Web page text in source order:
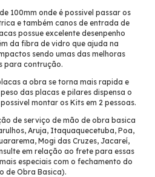
100mm onde é possivel passar os
e também canos de entrada de
possue excelente desenpenho
da fibra de vidro que ajuda na
sendo umas das melhoras
para contrução.
a obra se torna mais rapida e
das placas e pilares dispensa o
montar os Kits em 2 pessoas.
de serviço de mão de obra basica
Aruja, Itaquaquecetuba, Poa,
Mogi das Cruzes, Jacareí,
em relação ao frete para essas
especiais com o fechamento do
de Obra Basica).